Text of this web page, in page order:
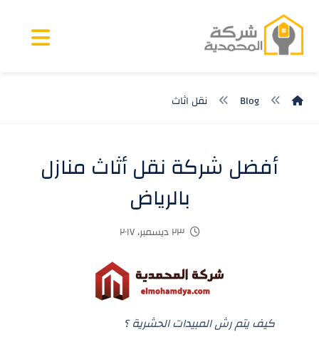
Blog نقل اثاث
أفضل شركة نقل أثاث منازل
بالرياض
٢٣ ديسمبر، ٢٠١٧
كيف يتم رش المبيدات الحشرية ؟